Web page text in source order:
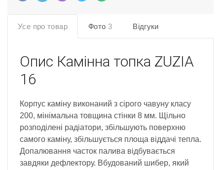
Усе про товар Фото 3 Відгуки
Опис Камінна топка ZUZIA
16
Корпус каміну виконаний з сірого чавуну класу
200, мінімальна товщина стінки 8 мм. Щільно
розподілені радіатори, збільшують поверхню
самого каміну, збільшується площа віддачі тепла.
Допалювання часток палива відбувається
завдяки дефлектору. Вбудований шибер, який